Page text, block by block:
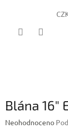
Blána 16"
Průměrné
Neohodnoceno